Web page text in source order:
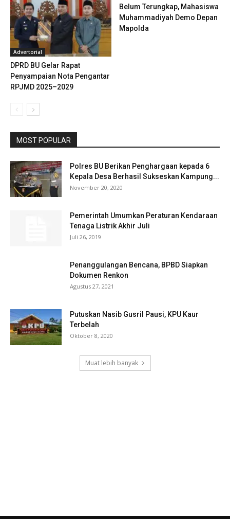
Advertorial
DPRD BU Gelar Rapat
Penyampaian Nota Pengantar
RPJMD 2025–2029
Belum Terungkap, Mahasiswa
Muhammadiyah Demo Depan
Mapolda
MOST POPULAR
Polres BU Berikan Penghargaan kepada 6
Kepala Desa Berhasil Sukseskan Kampung...
November 20, 2020
Pemerintah Umumkan Peraturan Kendaraan
Tenaga Listrik Akhir Juli
Juli 26, 2019
Penanggulangan Bencana, BPBD Siapkan
Dokumen Renkon
Agustus 27, 2021
Putuskan Nasib Gusril Pausi, KPU Kaur
Terbelah
Oktober 8, 2020
Muat lebih banyak